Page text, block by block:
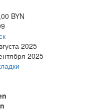
BYN
2025
2025